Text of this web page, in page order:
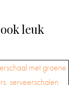
leuk